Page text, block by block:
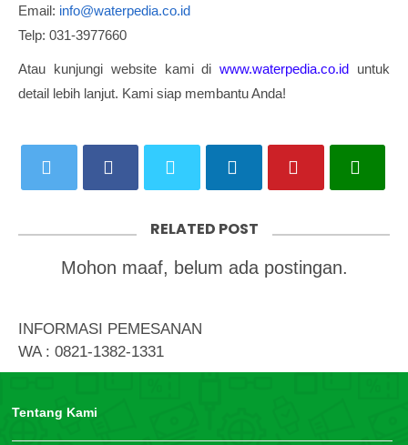
Email: info@waterpedia.co.id
Telp: 031-3977660
Atau kunjungi website kami diwww.waterpedia.co.id untuk
detail lebih lanjut. Kami siap membantu Anda!
RELATED POST
Mohon maaf, belum ada postingan.
INFORMASI PEMESANAN
WA : 0821-1382-1331
Tentang Kami